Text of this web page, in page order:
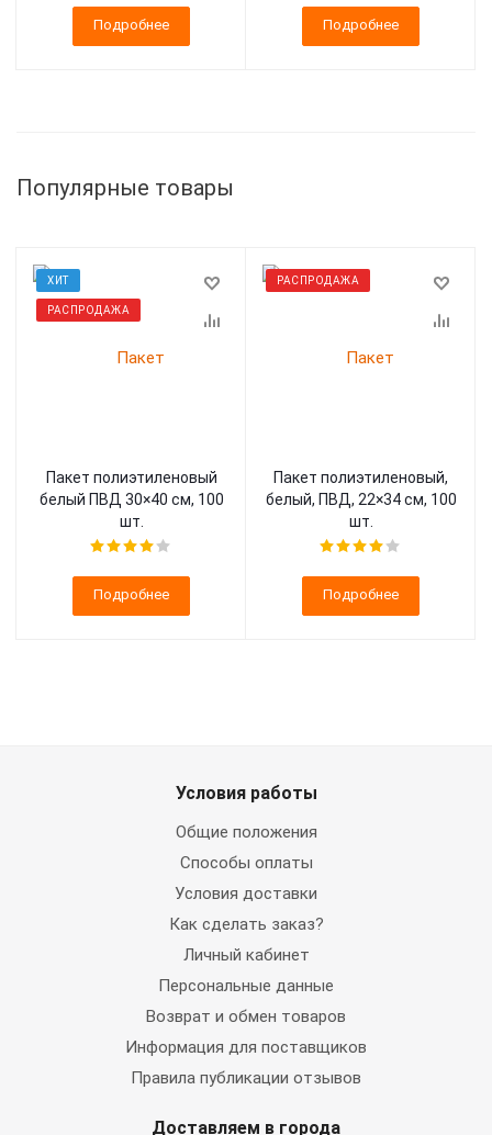
Подробнее Подробнее
Популярные товары
ХИТ
РАСПРОДАЖА
Пакет полиэтиленовый
белый ПВД 30×40 см, 100
шт.
Подробнее
РАСПРОДАЖА
Пакет полиэтиленовый,
белый, ПВД, 22×34 см, 100
шт.
Подробнее
Условия работы
Общие положения
Способы оплаты
Условия доставки
Как сделать заказ?
Личный кабинет
Персональные данные
Возврат и обмен товаров
Информация для поставщиков
Правила публикации отзывов
Доставляем в города